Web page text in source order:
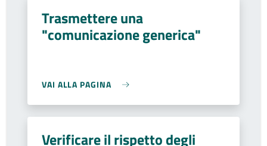
Trasmettere una
"comunicazione generica"
VAI ALLA PAGINA
Verificare il rispetto degli